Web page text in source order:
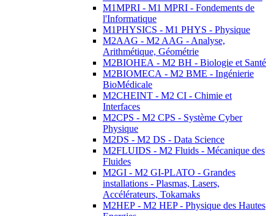
M1MPRI - M1 MPRI - Fondements de
l'Informatique
M1PHYSICS - M1 PHYS - Physique
M2AAG - M2 AAG - Analyse,
Arithmétique, Géométrie
M2BIOHEA - M2 BH - Biologie et Santé
M2BIOMECA - M2 BME - Ingénierie
BioMédicale
M2CHEINT - M2 CI - Chimie et
Interfaces
M2CPS - M2 CPS - Système Cyber
Physique
M2DS - M2 DS - Data Science
M2FLUIDS - M2 Fluids - Mécanique des
Fluides
M2GI - M2 GI-PLATO - Grandes
installations - Plasmas, Lasers,
Accélérateurs, Tokamaks
M2HEP - M2 HEP - Physique des Hautes